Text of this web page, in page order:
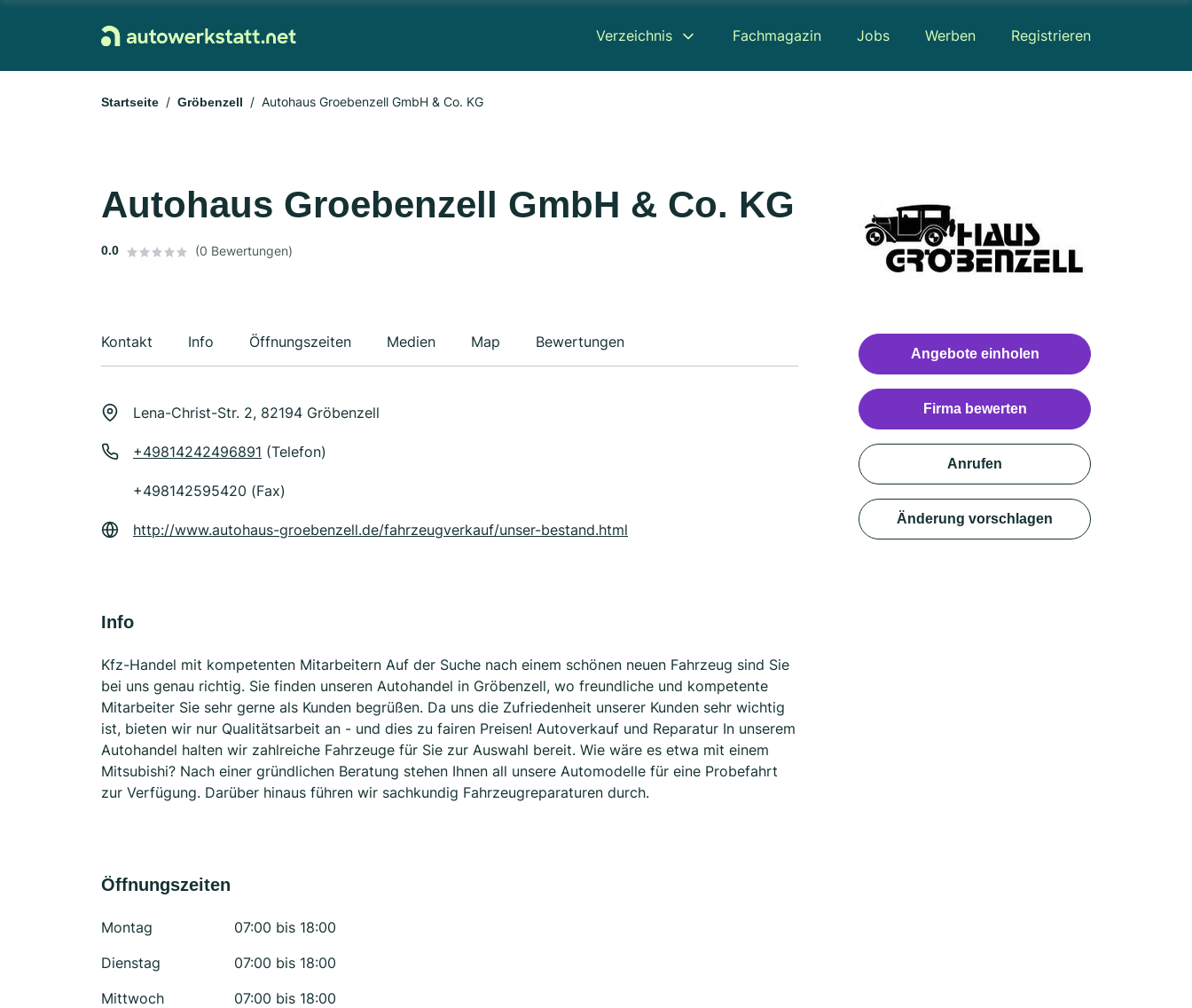
Verzeichnis Fachmagazin Jobs Werben Registrieren
Startseite Gröbenzell Autohaus Groebenzell GmbH & Co. KG
Autohaus Groebenzell GmbH & Co. KG
0.0 (0 Bewertungen)
Kontakt Info Öffnungszeiten Medien Map Bewertungen
Lena-Christ-Str. 2, 82194 Gröbenzell
+49814242496891 (Telefon)
+498142595420 (Fax)
http://www.autohaus-groebenzell.de/fahrzeugverkauf/unser-bestand.html
Info
Kfz-Handel mit kompetenten Mitarbeitern Auf der Suche nach einem schönen neuen Fahrzeug sind Sie
bei uns genau richtig. Sie finden unseren Autohandel in Gröbenzell, wo freundliche und kompetente
Mitarbeiter Sie sehr gerne als Kunden begrüßen. Da uns die Zufriedenheit unserer Kunden sehr wichtig
ist, bieten wir nur Qualitätsarbeit an - und dies zu fairen Preisen! Autoverkauf und Reparatur In unserem
Autohandel halten wir zahlreiche Fahrzeuge für Sie zur Auswahl bereit. Wie wäre es etwa mit einem
Mitsubishi? Nach einer gründlichen Beratung stehen Ihnen all unsere Automodelle für eine Probefahrt
zur Verfügung. Darüber hinaus führen wir sachkundig Fahrzeugreparaturen durch.
Öffnungszeiten
Montag
07:00 bis 18:00
Dienstag
07:00 bis 18:00
Mittwoch
07:00 bis 18:00
Angebote einholen
Firma bewerten
Anrufen
Änderung vorschlagen